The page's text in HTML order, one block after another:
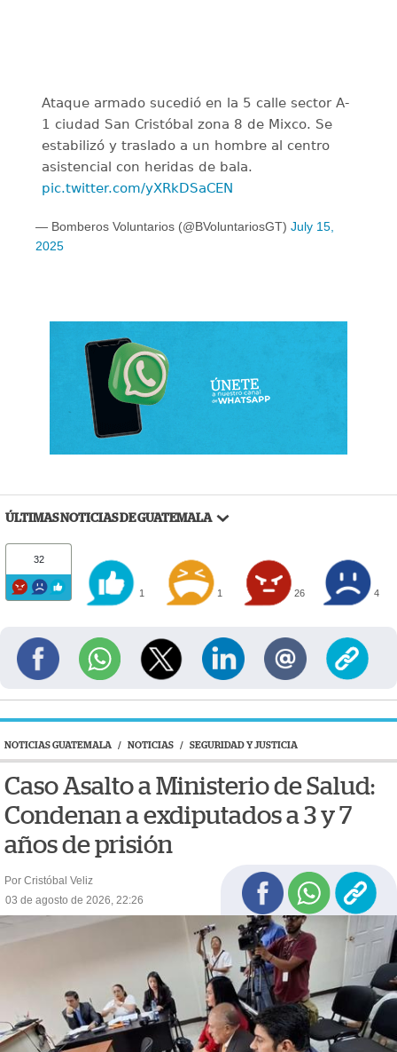
Ataque armado sucedió en la 5 calle sector A-
1 ciudad San Cristóbal zona 8 de Mixco. Se
estabilizó y traslado a un hombre al centro
asistencial con heridas de bala.
pic.twitter.com/yXRkDSaCEN
— Bomberos Voluntarios (@BVoluntariosGT) July 15,
2025
ÚLTIMAS NOTICIAS DE GUATEMALA
32
1 1 26 4
NOTICIAS GUATEMALA / NOTICIAS / SEGURIDAD Y JUSTICIA
Caso Asalto a Ministerio de Salud:
Condenan a exdiputados a 3 y 7
años de prisión
Por Cristóbal Veliz
03 de agosto de 2026, 22:26